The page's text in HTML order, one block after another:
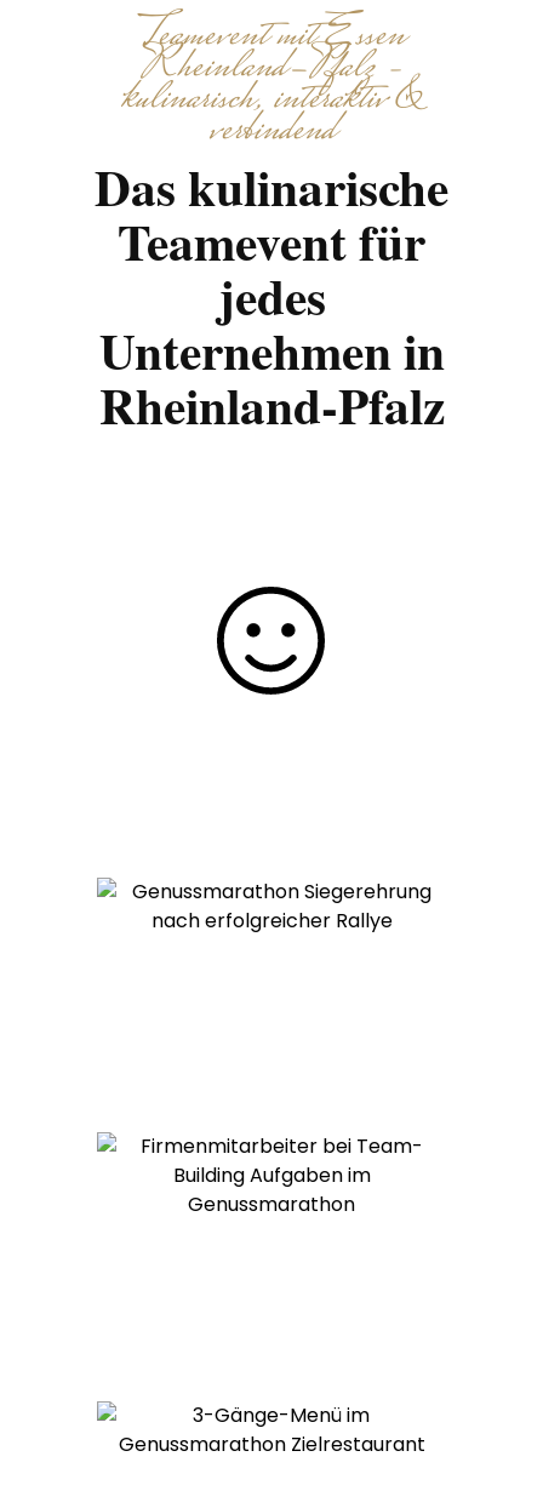
Teamevent mit Essen
Rheinland-Pfalz –
kulinarisch, interaktiv &
verbindend
Das kulinarische
Teamevent für
jedes
Unternehmen in
Rheinland-Pfalz